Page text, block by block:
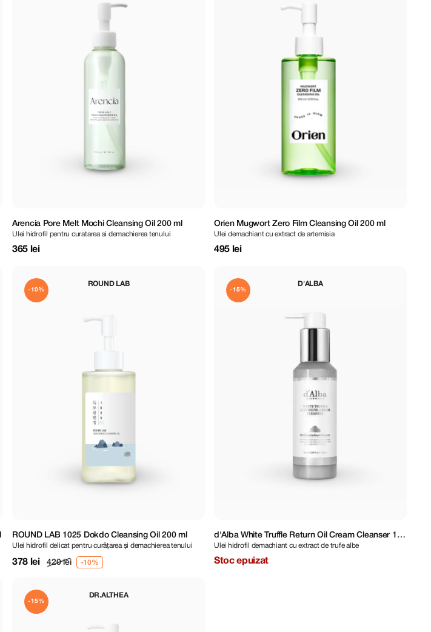
Arencia Pore Melt Mochi Cleansing Oil 200 ml
Ulei hidrofil pentru curatarea si demachierea tenului
365 lei
Orien Mugwort Zero Film Cleansing Oil 200 ml
Ulei demachiant cu extract de artemisia
495 lei
ROUND LAB
-10%
ROUND LAB 1025 Dokdo Cleansing Oil 200 ml
Ulei hidrofil delicat pentru curățarea și demachierea tenului
378 lei 420 lei
D'ALBA
-15%
d'Alba White Truffle Return Oil Cream Cleanser 150
ml
Ulei hidrofil demachiant cu extract de trufe albe
Stoc epuizat
DR.ALTHEA
-15%